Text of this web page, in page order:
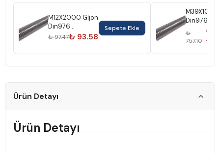
M12X2000 Gijon
Dın976
Elektrogalvanizli
₺ 97.47₺ 93.58
Sepete Ekle
Dın976
₺
757.10
₺
Ürün Detayı
Ürün Detayı